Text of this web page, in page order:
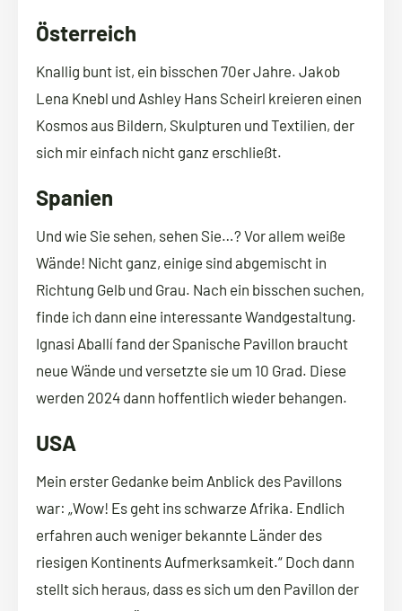
Österreich
Knallig bunt ist, ein bisschen 70er Jahre. Jakob
Lena Knebl und Ashley Hans Scheirl kreieren einen
Kosmos aus Bildern, Skulpturen und Textilien, der
sich mir einfach nicht ganz erschließt.
Spanien
Und wie Sie sehen, sehen Sie…? Vor allem weiße
Wände! Nicht ganz, einige sind abgemischt in
Richtung Gelb und Grau. Nach ein bisschen suchen,
finde ich dann eine interessante Wandgestaltung.
Ignasi Aballí fand der Spanische Pavillon braucht
neue Wände und versetzte sie um 10 Grad. Diese
werden 2024 dann hoffentlich wieder behangen.
USA
Mein erster Gedanke beim Anblick des Pavillons
war: „Wow! Es geht ins schwarze Afrika. Endlich
erfahren auch weniger bekannte Länder des
riesigen Kontinents Aufmerksamkeit.“ Doch dann
stellt sich heraus, dass es sich um den Pavillon der